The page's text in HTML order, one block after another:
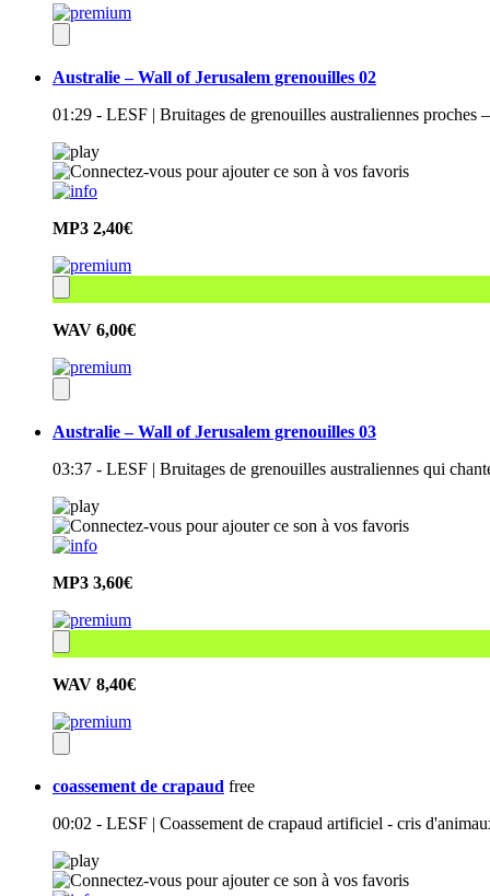
Australie – Wall of Jerusalem grenouilles 02
01:29 - LESF | Bruitages de grenouilles australiennes
MP3 2,40€
WAV 6,00€
Australie – Wall of Jerusalem grenouilles 03
03:37 - LESF | Bruitages de grenouilles australiennes qui
MP3 3,60€
WAV 8,40€
coassement de crapaud free
00:02 - LESF | Coassement de crapaud artificiel - cris